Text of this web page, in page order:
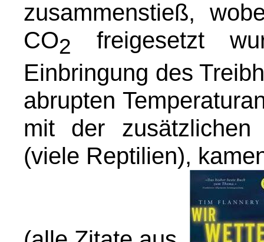
zusammenstieß,
CO2 freigesetzt
Einbringung des
abrupten
mit der
(viele Reptilien),